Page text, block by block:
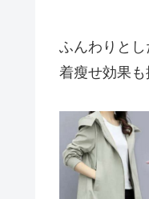
ふんわりと
着瘦せ効果も